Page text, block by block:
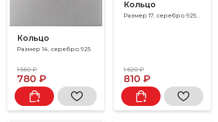
Кольцо
Размер 14, серебро 925
1 560 ₽
780 ₽
Кольцо
1 620 ₽
810 ₽